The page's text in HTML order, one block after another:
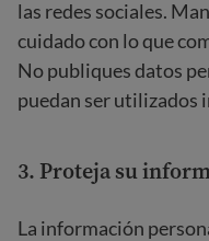
las redes sociales.
cuidado con lo que
No publiques datos
puedan ser utilizados
3. Proteja su
La información